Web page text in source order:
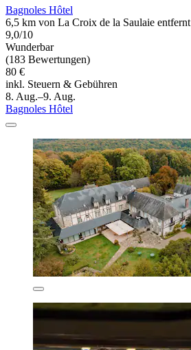
Bagnoles Hôtel
6,5 km von La Croix de la Saulaie entfernt
9,0/10
Wunderbar
(183 Bewertungen)
80 €
inkl. Steuern & Gebühren
8. Aug.–9. Aug.
Bagnoles Hôtel